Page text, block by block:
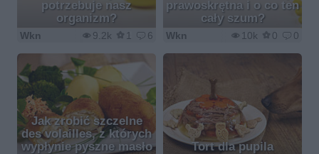
potrzebuje nasz
organizm?
9.2k 1 6
Wkn
prawoskrętna i o co ten
cały szum?
10k 0 0
Wkn
Jak zrobić szczelne
des volailles, z których
wypłynie pyszne masło
Tort dla pupila